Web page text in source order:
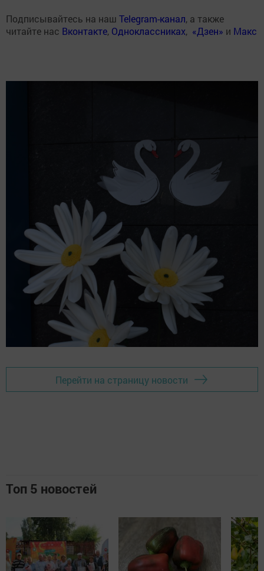
Подписывайтесь на наш Telegram-канал, а также
читайте нас Вконтакте, Одноклассниках, «Дзен» и Макс
Перейти на страницу новости
Топ 5 новостей